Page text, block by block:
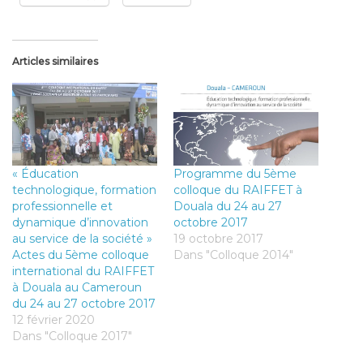
Articles similaires
« Éducation
technologique, formation
professionnelle et
dynamique d’innovation
au service de la société »
Actes du 5ème colloque
international du RAIFFET
à Douala au Cameroun
du 24 au 27 octobre 2017
12 février 2020
Dans "Colloque 2017"
Programme du 5ème
colloque du RAIFFET à
Douala du 24 au 27
octobre 2017
19 octobre 2017
Dans "Colloque 2014"